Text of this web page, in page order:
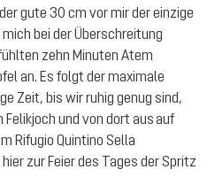
gute 30 cm vor mir der einzige
bei der Überschreitung
zehn Minuten Atem
an. Es folgt der maximale
Zeit, bis wir ruhig genug sind,
und von dort aus auf
Rifugio Quintino Sella
zur Feier des Tages der Spritz